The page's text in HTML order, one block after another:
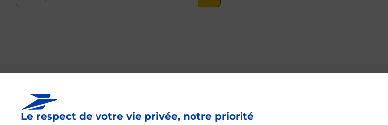
Le respect de votre vie privée, notre priorité
Boîte aux lettres La Poste
Prochaine collecte du courrier samedi à